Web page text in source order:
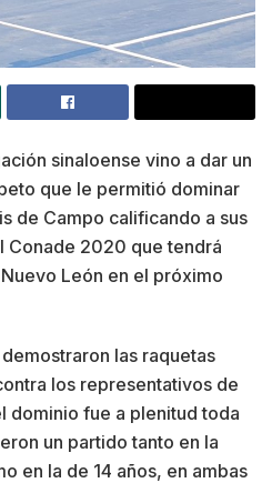
sinaloense vino a dar un
que le permitió dominar
de Campo calificando a sus
Conade 2020 que tendrá
León en el próximo
las raquetas
los representativos de
dominio fue a plenitud toda
un partido tanto en la
en la de 14 años, en ambas